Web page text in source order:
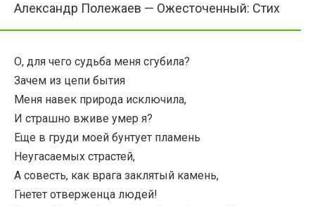
Александр Полежаев — Ожесточенный: Стих
О, для чего судьба меня сгубила?
Зачем из цепи бытия
Меня навек природа исключила,
И страшно вживе умер я?
Еще в груди моей бунтует пламень
Неугасаемых страстей,
А совесть, как врага заклятый камень,
Гнетет отверженца людей!